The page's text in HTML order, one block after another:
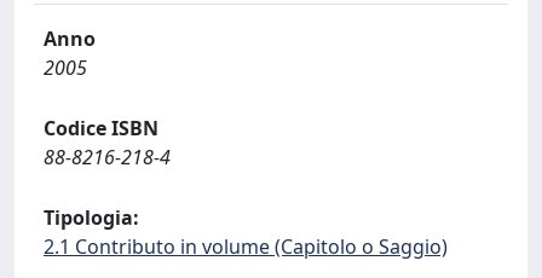
Anno
2005
Codice ISBN
88-8216-218-4
Tipologia:
2.1 Contributo in volume (Capitolo o Saggio)